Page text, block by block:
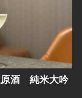
酒 純米大吟